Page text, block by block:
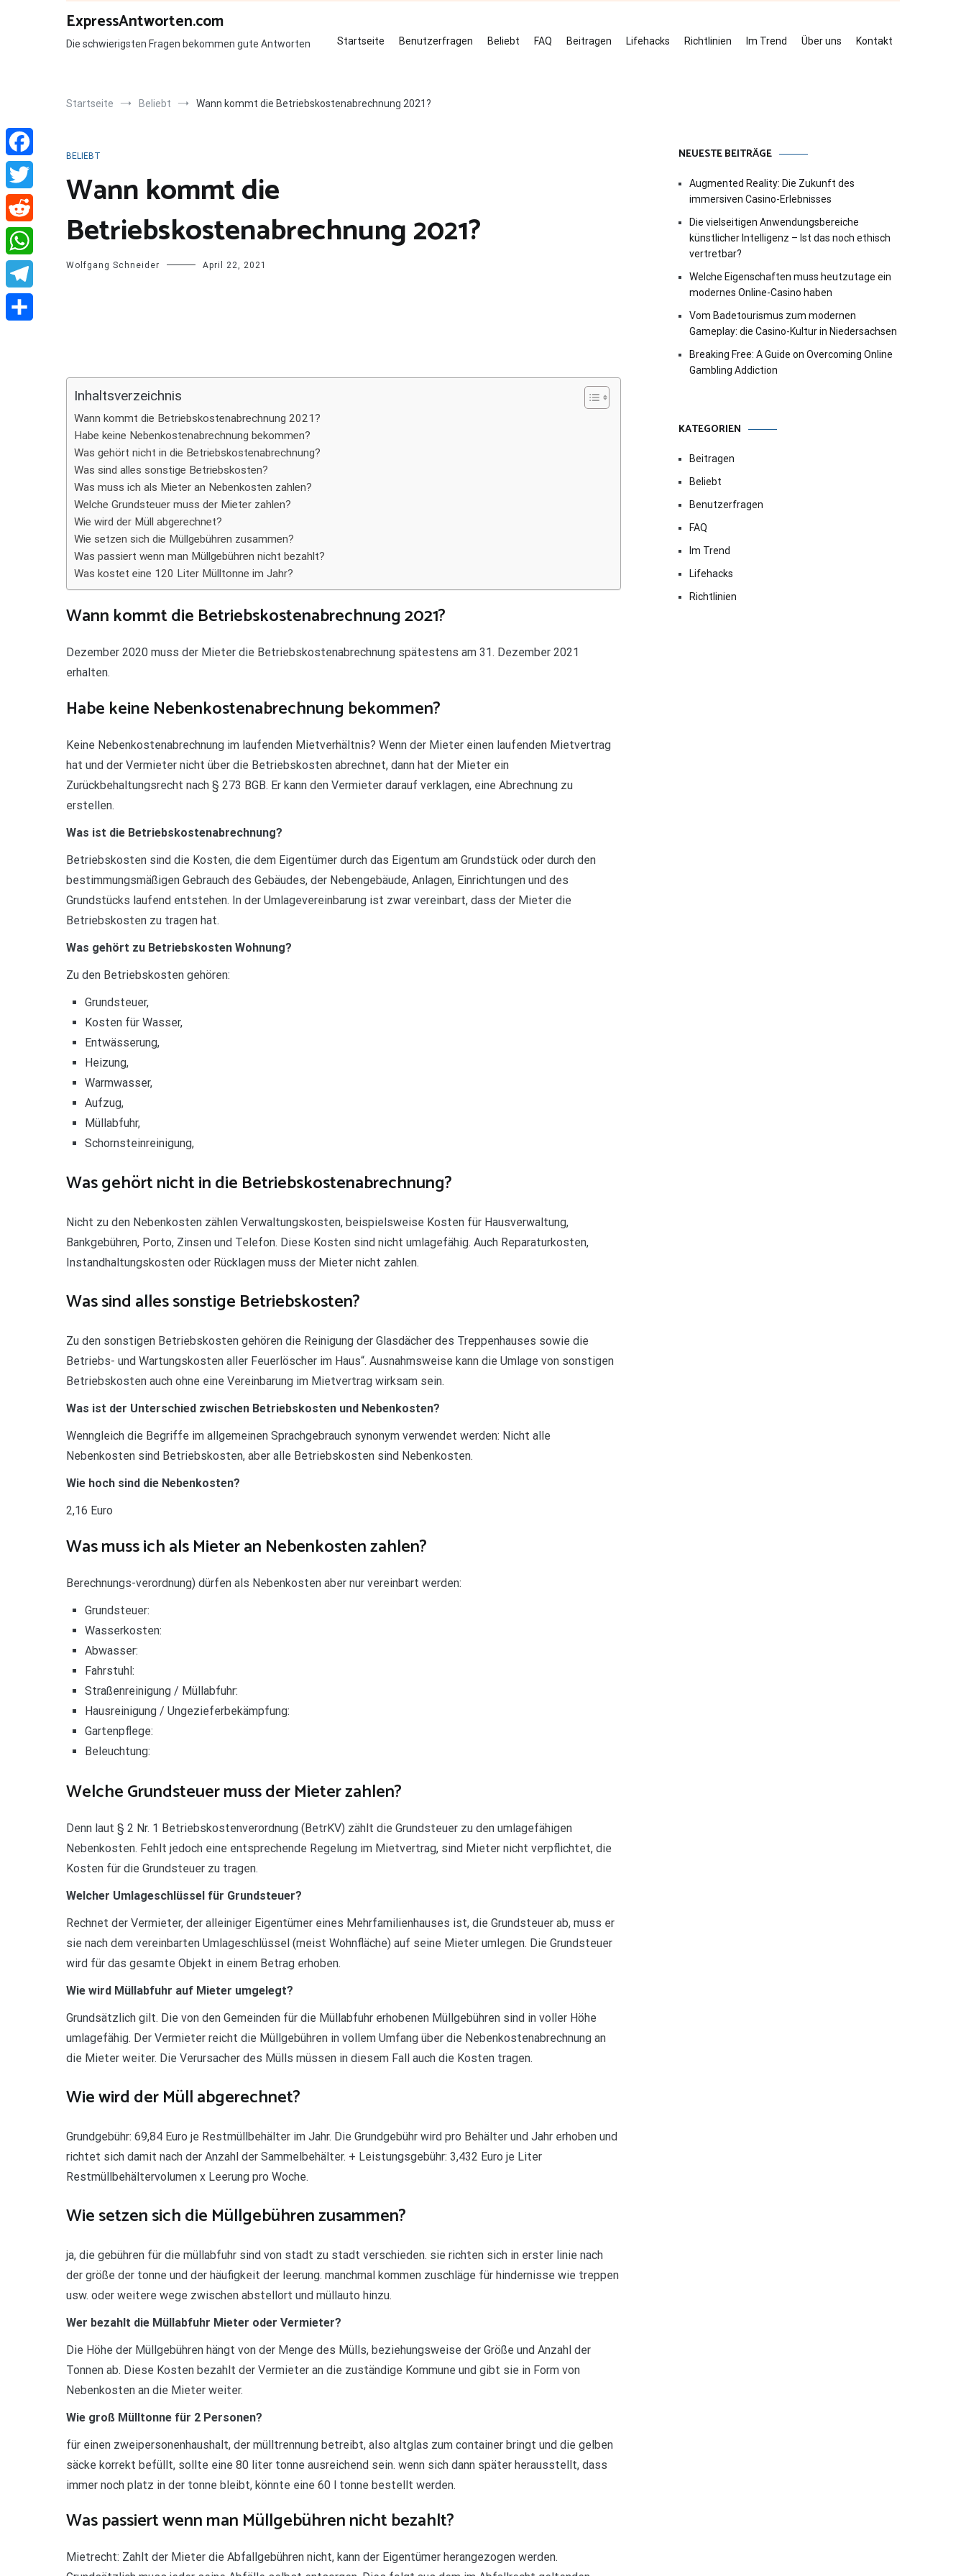
ExpressAntworten.com
Die schwierigsten Fragen bekommen gute Antworten Startseite Benutzerfragen Beliebt FAQ Beitragen Lifehacks Richtlinien Im Trend Über uns Kontakt
Startseite Beliebt Wann kommt die Betriebskostenabrechnung 2021?
BELIEBT
Wann kommt die
Betriebskostenabrechnung 2021?
Wolfgang Schneider April 22, 2021
Inhaltsverzeichnis
Wann kommt die Betriebskostenabrechnung 2021?
Habe keine Nebenkostenabrechnung bekommen?
Was gehört nicht in die Betriebskostenabrechnung?
Was sind alles sonstige Betriebskosten?
Was muss ich als Mieter an Nebenkosten zahlen?
Welche Grundsteuer muss der Mieter zahlen?
Wie wird der Müll abgerechnet?
Wie setzen sich die Müllgebühren zusammen?
Was passiert wenn man Müllgebühren nicht bezahlt?
Was kostet eine 120 Liter Mülltonne im Jahr?
Wann kommt die Betriebskostenabrechnung 2021?
Dezember 2020 muss der Mieter die Betriebskostenabrechnung spätestens am 31. Dezember 2021
erhalten.
Habe keine Nebenkostenabrechnung bekommen?
Keine Nebenkostenabrechnung im laufenden Mietverhältnis? Wenn der Mieter einen laufenden Mietvertrag
hat und der Vermieter nicht über die Betriebskosten abrechnet, dann hat der Mieter ein
Zurückbehaltungsrecht nach § 273 BGB. Er kann den Vermieter darauf verklagen, eine Abrechnung zu
erstellen.
Was ist die Betriebskostenabrechnung?
Betriebskosten sind die Kosten, die dem Eigentümer durch das Eigentum am Grundstück oder durch den
bestimmungsmäßigen Gebrauch des Gebäudes, der Nebengebäude, Anlagen, Einrichtungen und des
Grundstücks laufend entstehen. In der Umlagevereinbarung ist zwar vereinbart, dass der Mieter die
Betriebskosten zu tragen hat.
Was gehört zu Betriebskosten Wohnung?
Zu den Betriebskosten gehören:
Grundsteuer,
Kosten für Wasser,
Entwässerung,
Heizung,
Warmwasser,
Aufzug,
Müllabfuhr,
Schornsteinreinigung,
Was gehört nicht in die Betriebskostenabrechnung?
Nicht zu den Nebenkosten zählen Verwaltungskosten, beispielsweise Kosten für Hausverwaltung,
Bankgebühren, Porto, Zinsen und Telefon. Diese Kosten sind nicht umlagefähig. Auch Reparaturkosten,
Instandhaltungskosten oder Rücklagen muss der Mieter nicht zahlen.
Was sind alles sonstige Betriebskosten?
Zu den sonstigen Betriebskosten gehören die Reinigung der Glasdächer des Treppenhauses sowie die
Betriebs- und Wartungskosten aller Feuerlöscher im Haus“. Ausnahmsweise kann die Umlage von sonstigen
Betriebskosten auch ohne eine Vereinbarung im Mietvertrag wirksam sein.
Was ist der Unterschied zwischen Betriebskosten und Nebenkosten?
Wenngleich die Begriffe im allgemeinen Sprachgebrauch synonym verwendet werden: Nicht alle
Nebenkosten sind Betriebskosten, aber alle Betriebskosten sind Nebenkosten.
Wie hoch sind die Nebenkosten?
2,16 Euro
Was muss ich als Mieter an Nebenkosten zahlen?
Berechnungs-verordnung) dürfen als Nebenkosten aber nur vereinbart werden:
Grundsteuer:
Wasserkosten:
Abwasser:
Fahrstuhl:
Straßenreinigung / Müllabfuhr:
Hausreinigung / Ungezieferbekämpfung:
Gartenpflege:
Beleuchtung:
Welche Grundsteuer muss der Mieter zahlen?
Denn laut § 2 Nr. 1 Betriebskostenverordnung (BetrKV) zählt die Grundsteuer zu den umlagefähigen
Nebenkosten. Fehlt jedoch eine entsprechende Regelung im Mietvertrag, sind Mieter nicht verpflichtet, die
Kosten für die Grundsteuer zu tragen.
Welcher Umlageschlüssel für Grundsteuer?
Rechnet der Vermieter, der alleiniger Eigentümer eines Mehrfamilienhauses ist, die Grundsteuer ab, muss er
sie nach dem vereinbarten Umlageschlüssel (meist Wohnfläche) auf seine Mieter umlegen. Die Grundsteuer
wird für das gesamte Objekt in einem Betrag erhoben.
Wie wird Müllabfuhr auf Mieter umgelegt?
Grundsätzlich gilt. Die von den Gemeinden für die Müllabfuhr erhobenen Müllgebühren sind in voller Höhe
umlagefähig. Der Vermieter reicht die Müllgebühren in vollem Umfang über die Nebenkostenabrechnung an
die Mieter weiter. Die Verursacher des Mülls müssen in diesem Fall auch die Kosten tragen.
Wie wird der Müll abgerechnet?
Grundgebühr: 69,84 Euro je Restmüllbehälter im Jahr. Die Grundgebühr wird pro Behälter und Jahr erhoben und
richtet sich damit nach der Anzahl der Sammelbehälter. + Leistungsgebühr: 3,432 Euro je Liter
Restmüllbehältervolumen x Leerung pro Woche.
Wie setzen sich die Müllgebühren zusammen?
ja, die gebühren für die müllabfuhr sind von stadt zu stadt verschieden. sie richten sich in erster linie nach
der größe der tonne und der häufigkeit der leerung. manchmal kommen zuschläge für hindernisse wie treppen
usw. oder weitere wege zwischen abstellort und müllauto hinzu.
Wer bezahlt die Müllabfuhr Mieter oder Vermieter?
Die Höhe der Müllgebühren hängt von der Menge des Mülls, beziehungsweise der Größe und Anzahl der
Tonnen ab. Diese Kosten bezahlt der Vermieter an die zuständige Kommune und gibt sie in Form von
Nebenkosten an die Mieter weiter.
Wie groß Mülltonne für 2 Personen?
für einen zweipersonenhaushalt, der mülltrennung betreibt, also altglas zum container bringt und die gelben
säcke korrekt befüllt, sollte eine 80 liter tonne ausreichend sein. wenn sich dann später herausstellt, dass
immer noch platz in der tonne bleibt, könnte eine 60 l tonne bestellt werden.
Was passiert wenn man Müllgebühren nicht bezahlt?
Mietrecht: Zahlt der Mieter die Abfallgebühren nicht, kann der Eigentümer herangezogen werden.
NEUESTE BEITRÄGE
Augmented Reality: Die Zukunft des
immersiven Casino-Erlebnisses
Die vielseitigen Anwendungsbereiche
künstlicher Intelligenz – Ist das noch ethisch
vertretbar?
Welche Eigenschaften muss heutzutage ein
modernes Online-Casino haben
Vom Badetourismus zum modernen
Gameplay: die Casino-Kultur in Niedersachsen
Breaking Free: A Guide on Overcoming Online
Gambling Addiction
KATEGORIEN
Beitragen
Beliebt
Benutzerfragen
FAQ
Im Trend
Lifehacks
Richtlinien
Facebook
Twitter
Reddit
WhatsApp
Telegram